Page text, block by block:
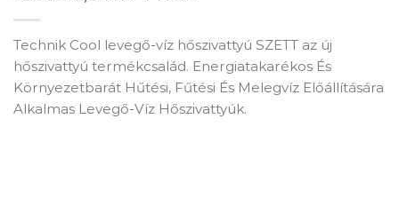
Technik Cool levegő-víz hőszivattyú SZETT az új
hőszivattyú termékcsalád. Energiatakarékos És
Környezetbarát Hűtési, Fűtési És Melegvíz Előállítására
Alkalmas Levegő-Víz Hőszivattyúk.